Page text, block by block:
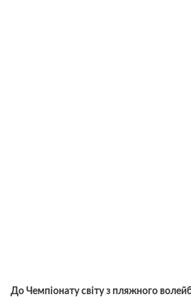
До Чемпіонату світу з пляжного